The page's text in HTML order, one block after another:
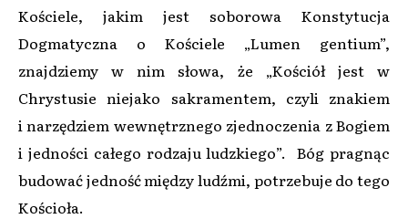
Kościele, jakim jest soborowa Konstytucja
Dogmatyczna o Kościele „Lumen gentium”,
znajdziemy w nim słowa, że „Kościół jest w
Chrystusie niejako sakramentem, czyli znakiem
i narzędziem wewnętrznego zjednoczenia z Bogiem
i jedności całego rodzaju ludzkiego”. Bóg pragnąc
budować jedność między ludźmi, potrzebuje do tego
Kościoła.